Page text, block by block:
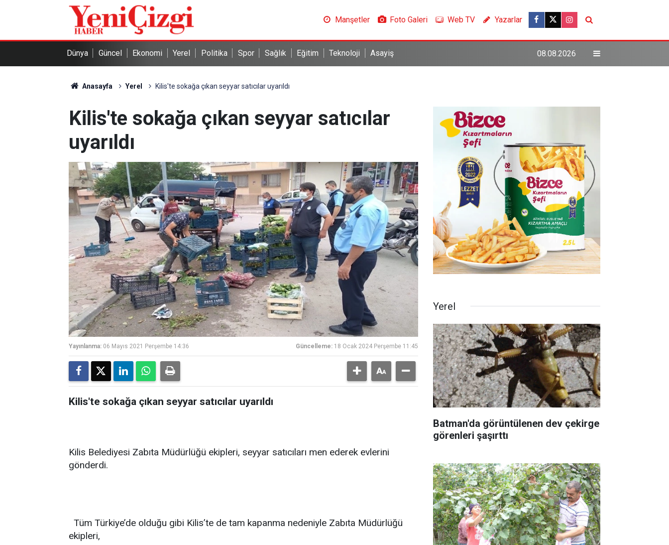
Manşetler Foto Galeri Web TV Yazarlar
Dünya Güncel Ekonomi Yerel Politika Spor Sağlık Eğitim Teknoloji Asayiş 08.08.2026
Anasayfa Yerel Kilis'te sokağa çıkan seyyar satıcılar uyarıldı
Kilis'te sokağa çıkan seyyar satıcılar
uyarıldı
Yayınlanma: 06 Mayıs 2021 Perşembe 14:36 Güncelleme: 18 Ocak 2024 Perşembe 11:45
Kilis'te sokağa çıkan seyyar satıcılar uyarıldı
Kilis Belediyesi Zabıta Müdürlüğü ekipleri, seyyar satıcıları men ederek evlerini
gönderdi.
Tüm Türkiye’de olduğu gibi Kilis’te de tam kapanma nedeniyle Zabıta Müdürlüğü
ekipleri,
Yerel
Batman'da görüntülenen dev çekirge
görenleri şaşırttı